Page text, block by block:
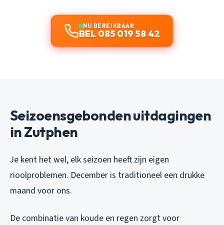
NU BEREIKBAAR
BEL 085 019 58 42
Seizoensgebonden uitdagingen
in Zutphen
Je kent het wel, elk seizoen heeft zijn eigen
rioolproblemen. December is traditioneel een drukke
maand voor ons.
De combinatie van koude en regen zorgt voor